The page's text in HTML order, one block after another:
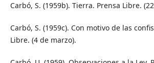
Carbó, S. (1959b). Tierra. Prensa Libre.
Carbó, S. (1959c). Con motivo de las
Libre. (4 de marzo).